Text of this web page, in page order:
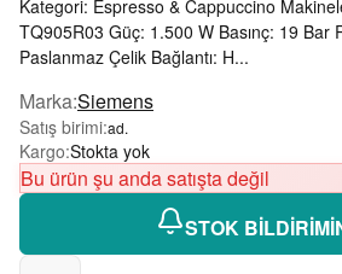
Kategori: Espresso & Cappuccino
TQ905R03 Güç: 1.500 W Basınç: 19 Bar
Paslanmaz Çelik Bağlantı: H...
Marka:Siemens
Satış birimi:ad.
Kargo:Stokta yok
Bu ürün şu anda satışta değil
STOK